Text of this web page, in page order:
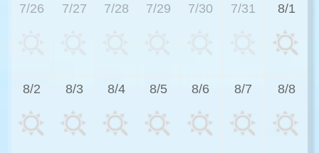
7/26
7/27 7/28 7/29 7/30 7/31 8/1
8/2 8/3 8/4 8/5 8/6 8/7 8/8